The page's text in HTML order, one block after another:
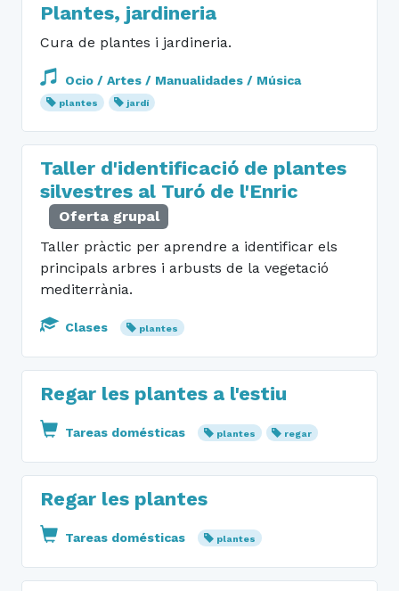
Plantes, jardineria
Cura de plantes i jardineria.
Ocio / Artes / Manualidades / Música
plantes jardí
Taller d'identificació de plantes
silvestres al Turó de l'Enric
Oferta grupal
Taller pràctic per aprendre a identificar els
principals arbres i arbusts de la vegetació
mediterrània.
Clases plantes
Regar les plantes a l'estiu
Tareas domésticas plantes regar
Regar les plantes
Tareas domésticas plantes